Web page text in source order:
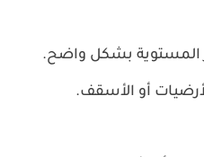
المستوية بشكل واضح.
أو الأسقف.